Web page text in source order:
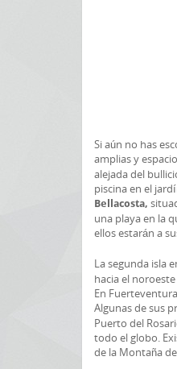
Si aún no has
amplias y
alejada del
piscina en el
Bellacosta,
una playa en la
ellos estarán a
La segunda isla
hacia el
En
Algunas de sus
Puerto del
todo el globo.
de la Montaña